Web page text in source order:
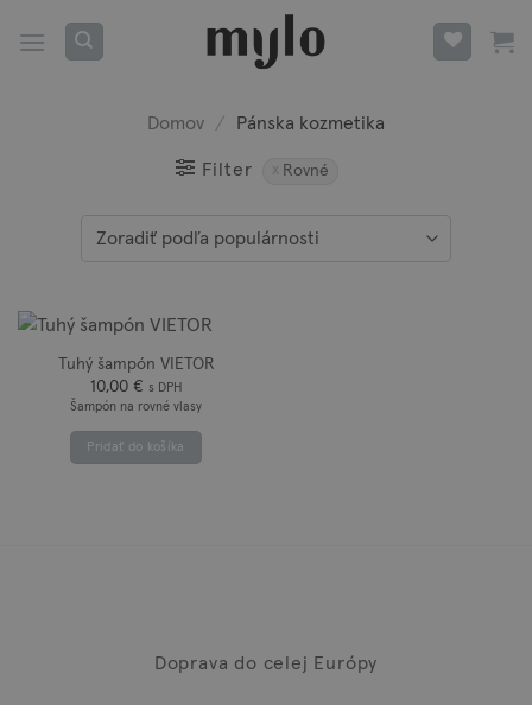
Domov / Pánska kozmetika
Filter Rovné
Tuhý šampón VIETOR
10,00 € s DPH
Šampón na rovné vlasy
Pridať do košíka
Doprava do celej Európy